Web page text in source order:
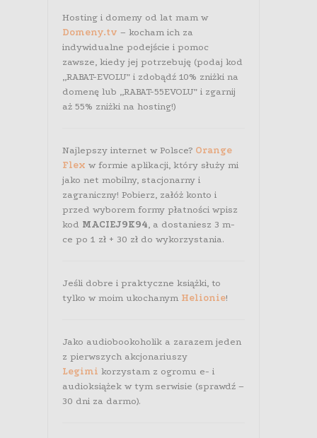
Hosting i domeny od lat mam w
Domeny.tv – kocham ich za
indywidualne podejście i pomoc
zawsze, kiedy jej potrzebuję (podaj kod
„RABAT-EVOLU” i zdobądź 10% zniżki na
domenę lub „RABAT-55EVOLU” i zgarnij
aż 55% zniżki na hosting!)
Najlepszy internet w Polsce? Orange
Flex w formie aplikacji, który służy mi
jako net mobilny, stacjonarny i
zagraniczny! Pobierz, załóż konto i
przed wyborem formy płatności wpisz
kod MACIEJ9K94, a dostaniesz 3 m-
ce po 1 zł + 30 zł do wykorzystania.
Jeśli dobre i praktyczne książki, to
tylko w moim ukochanym Helionie!
Jako audiobookoholik a zarazem jeden
z pierwszych akcjonariuszy
Legimi korzystam z ogromu e- i
audioksiążek w tym serwisie (sprawdź –
30 dni za darmo).